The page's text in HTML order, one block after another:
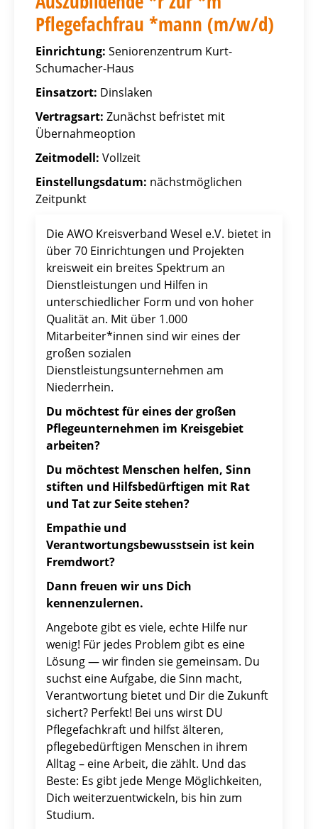
Pflegefachfrau *mann (m/w/d)
Einrichtung: Seniorenzentrum Kurt-
Schumacher-Haus
Einsatzort: Dinslaken
Vertragsart: Zunächst befristet mit
Übernahmeoption
Zeitmodell: Vollzeit
Einstellungsdatum: nächstmöglichen
Zeitpunkt
Die AWO Kreisverband Wesel e.V. bietet in
über 70 Einrichtungen und Projekten
kreisweit ein breites Spektrum an
Dienstleistungen und Hilfen in
unterschiedlicher Form und von hoher
Qualität an. Mit über 1.000
Mitarbeiter*innen sind wir eines der
großen sozialen
Dienstleistungsunternehmen am
Niederrhein.
Du möchtest für eines der großen
Pflegeunternehmen im Kreisgebiet
arbeiten?
Du möchtest Menschen helfen, Sinn
stiften und Hilfsbedürftigen mit Rat
und Tat zur Seite stehen?
Empathie und
Verantwortungsbewusstsein ist kein
Fremdwort?
Dann freuen wir uns Dich
kennenzulernen.
Angebote gibt es viele, echte Hilfe nur
wenig! Für jedes Problem gibt es eine
Lösung — wir finden sie gemeinsam. Du
suchst eine Aufgabe, die Sinn macht,
Verantwortung bietet und Dir die Zukunft
sichert? Perfekt! Bei uns wirst DU
Pflegefachkraft und hilfst älteren,
pflegebedürftigen Menschen in ihrem
Alltag – eine Arbeit, die zählt. Und das
Beste: Es gibt jede Menge Möglichkeiten,
Dich weiterzuentwickeln, bis hin zum
Studium.